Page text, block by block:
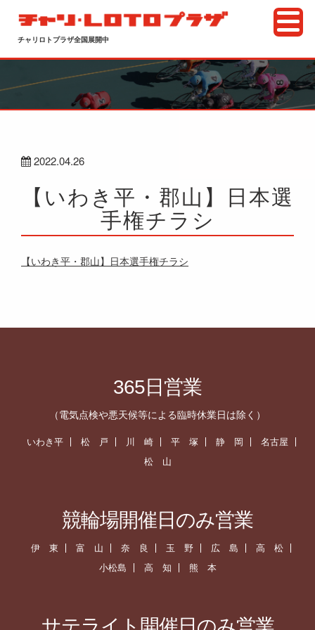
チャリロトプラザ全国展開中
2022.04.26
【いわき平・郡山】日本選
手権チラシ
【いわき平・郡山】日本選手権チラシ
365日営業
（電気点検や悪天候等による臨時休業日は除く）
いわき平 松 戸 川 崎 平 塚 静 岡
名古屋
松 山
競輪場開催日のみ営業
伊 東 富 山 奈 良 玉 野 広 島
高 松
小松島
高 知 熊 本